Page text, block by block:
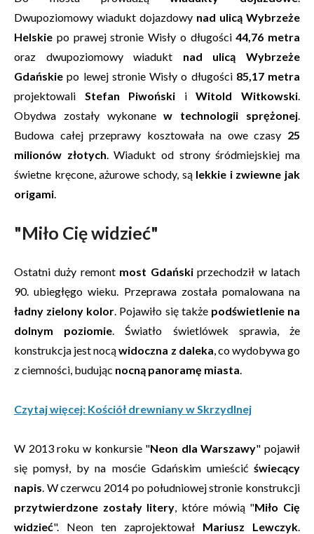
Dwupoziomowy wiadukt dojazdowy nad ulicą Wybrzeże
Helskie po prawej stronie Wisły o długości44,76 metra
oraz dwupoziomowy wiadukt nad ulicą Wybrzeże
Gdańskie po lewej stronie Wisły o długości 85,17 metra
projektowali Stefan Piwoński iWitold Witkowski.
Obydwa zostały wykonanew technologii sprężonej.
Budowa całej przeprawy kosztowała na owe czasy 25
milionów złotych. Wiadukt od strony śródmiejskiej ma
świetne kręcone, ażurowe schody, są lekkie i zwiewne jak
origami.
"Miło Cię widzieć"
Ostatni duży remont most Gdańskiprzechodził w latach
90. ubiegłęgo wieku. Przeprawa została pomalowana na
ładny zielony kolor. Pojawiło się także podświetlenie na
dolnym poziomie. Światło świetlówek sprawia, że
konstrukcja jest nocąwidoczna z daleka, co wydobywa go
z ciemności, budując nocną panoramę miasta.
Czytaj więcej: Kościół drewniany w Skrzydlnej
W 2013 roku w konkursie "Neon dla Warszawy" pojawił
się pomysł, by na mosćie Gdańskim umieścić świecący
napis. W czerwcu 2014 po południowej stronie konstrukcji
przytwierdzone zostały litery, które mówią "Miło Cię
widzieć". Neon ten zaprojektował Mariusz Lewczyk.